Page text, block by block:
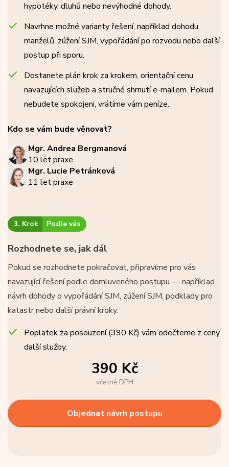
hypotéky, dluhů nebo nevýhodné dohody.
Navrhne možné varianty řešení, například dohodu
manželů, zúžení SJM, vypořádání po rozvodu nebo další
postup při sporu.
Dostanete plán krok za krokem, orientační cenu
navazujících služeb a stručné shrnutí e-mailem. Pokud
nebudete spokojeni, vrátíme vám peníze.
Kdo se vám bude věnovat?
Mgr. Andrea Bergmanová
10 let praxe
Mgr. Lucie Petránková
11 let praxe
3. Krok Podle vás
Rozhodnete se, jak dál
Pokud se rozhodnete pokračovat, připravíme pro vás
navazující řešení podle domluveného postupu — například
návrh dohody o vypořádání SJM, zúžení SJM, podklady pro
katastr nebo další právní kroky.
Poplatek za posouzení (390 Kč) vám odečteme z ceny
další služby.
390 Kč
včetně DPH
Objednat návrh postupu